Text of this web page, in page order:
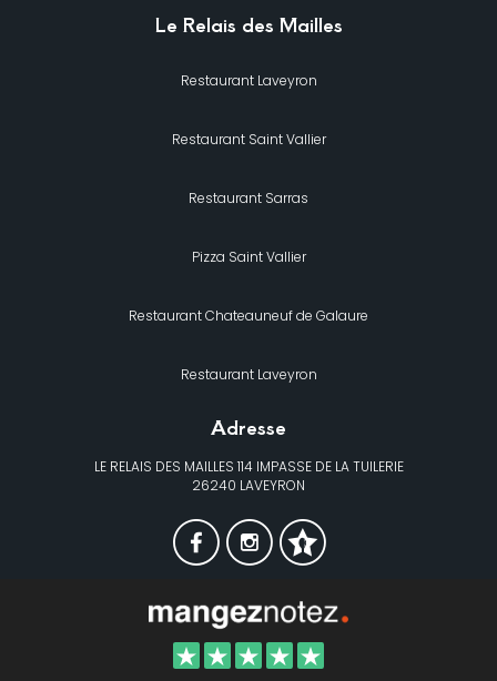
Le Relais des Mailles
Restaurant Laveyron
Restaurant Saint Vallier
Restaurant Sarras
Pizza Saint Vallier
Restaurant Chateauneuf de Galaure
Restaurant Laveyron
Adresse
LE RELAIS DES MAILLES 114 IMPASSE DE LA TUILERIE
26240 LAVEYRON